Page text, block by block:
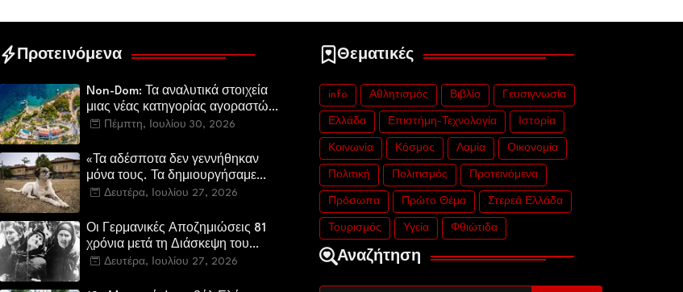
Προτεινόμενα
Non-Dom: Τα αναλυτικά στοιχεία
μιας νέας κατηγορίας αγοραστών
στην ελληνική αγορά πολυτελών
Πέμπτη, Ιουλίου 30, 2026
«Τα αδέσποτα δεν γεννήθηκαν
μόνα τους. Τα δημιουργήσαμε
εμείς.»
Δευτέρα, Ιουλίου 27, 2026
Οι Γερμανικές Αποζημιώσεις 81
χρόνια μετά τη Διάσκεψη του
Πότσνταμ
Δευτέρα, Ιουλίου 27, 2026
Θεματικές
info Αθλητισμός Βιβλίο Γευσιγνωσία
Ελλάδα Επιστήμη-Τεχνολογία Ιστορία
Κοινωνία Κόσμος Λαμία Οικονομία
Πολιτική Πολιτισμός Προτεινόμενα
Πρόσωπα Πρώτο Θέμα Στερεά Ελλάδα
Τουρισμός Υγεία Φθιώτιδα
Αναζήτηση